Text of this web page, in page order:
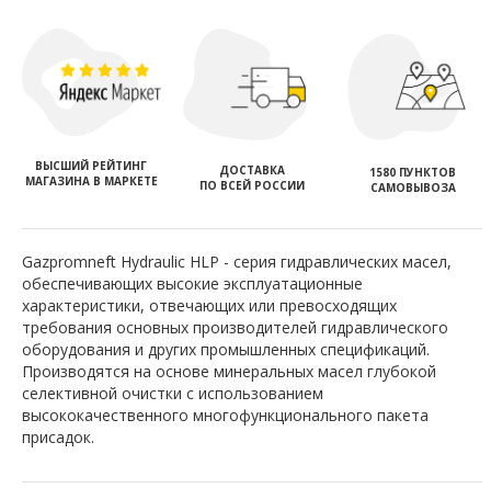
ВЫСШИЙ РЕЙТИНГ
МАГАЗИНА В МАРКЕТЕ
ДОСТАВКА
ПО ВСЕЙ РОССИИ
1580 ПУНКТОВ
САМОВЫВОЗА
Gazpromneft Hydraulic HLP - серия гидравлических масел,
обеспечивающих высокие эксплуатационные
характеристики, отвечающих или превосходящих
требования основных производителей гидравлического
оборудования и других промышленных спецификаций.
Производятся на основе минеральных масел глубокой
селективной очистки с использованием
высококачественного многофункционального пакета
присадок.